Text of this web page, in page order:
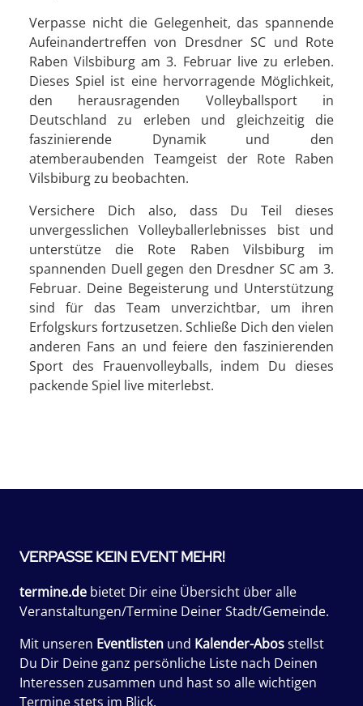
Verpasse nicht die Gelegenheit, das spannende
Aufeinandertreffen von Dresdner SC und Rote
Raben Vilsbiburg am 3. Februar live zu erleben.
Dieses Spiel ist eine hervorragende Möglichkeit,
den herausragenden Volleyballsport in
Deutschland zu erleben und gleichzeitig die
faszinierende Dynamik und den
atemberaubenden Teamgeist der Rote Raben
Vilsbiburg zu beobachten.
Versichere Dich also, dass Du Teil dieses
unvergesslichen Volleyballerlebnisses bist und
unterstütze die Rote Raben Vilsbiburg im
spannenden Duell gegen den Dresdner SC am 3.
Februar. Deine Begeisterung und Unterstützung
sind für das Team unverzichtbar, um ihren
Erfolgskurs fortzusetzen. Schließe Dich den vielen
anderen Fans an und feiere den faszinierenden
Sport des Frauenvolleyballs, indem Du dieses
packende Spiel live miterlebst.
VERPASSE KEIN EVENT MEHR!
termine.de bietet Dir eine Übersicht über alle
Veranstaltungen/Termine Deiner Stadt/Gemeinde.
Mit unseren Eventlisten und Kalender-Abosstellst
Du Dir Deine ganz persönliche Liste nach Deinen
Interessen zusammen und hast so alle wichtigen
Termine stets im Blick.